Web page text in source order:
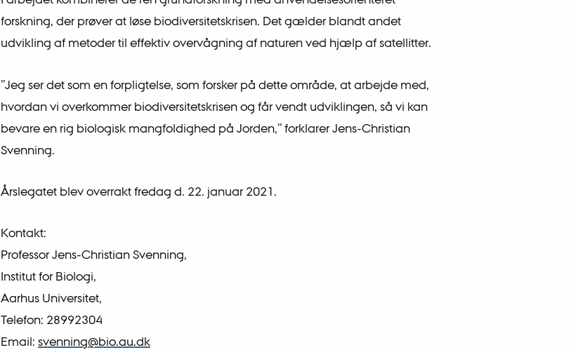
forskning, der prøver at løse biodiversitetskrisen. Det gælder blandt andet
udvikling af metoder til effektiv overvågning af naturen ved hjælp af satellitter.
”Jeg ser det som en forpligtelse, som forsker på dette område, at arbejde med,
hvordan vi overkommer biodiversitetskrisen og får vendt udviklingen, så vi kan
bevare en rig biologisk mangfoldighed på Jorden,” forklarer Jens-Christian
Svenning.
Årslegatet blev overrakt fredag d. 22. januar 2021.
Kontakt:
Professor Jens-Christian Svenning,
Institut for Biologi,
Aarhus Universitet,
Telefon: 28992304
Email: svenning@bio.au.dk